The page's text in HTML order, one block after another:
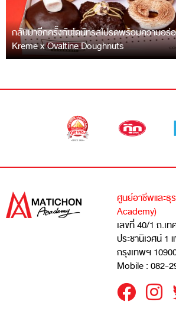
กลับมาอีกครั้งกับโดนัทรสโปรดพร้อมความอร่
Kreme x Ovaltine Doughnuts
ศูนย์อาชีพและธุ
Academy)
เลขที่ 40/1 ถ.เ
ประชานิเวศน์ 1
กรุงเทพฯ
Mobile : 082-